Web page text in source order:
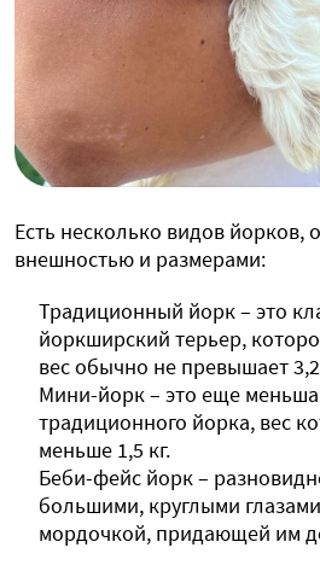
Есть несколько видов йорков,
внешностью и размерами:
Традиционный йорк – это
йоркширский терьер,
вес обычно не превышает 3,2
Мини-йорк – это еще
традиционного йорка, вес
меньше 1,5 кг.
Беби-фейс йорк –
большими, круглыми
мордочкой, придающей им